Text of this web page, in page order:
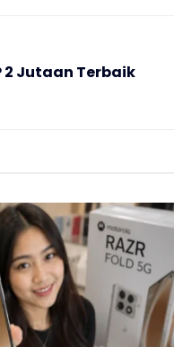
2 Jutaan Terbaik